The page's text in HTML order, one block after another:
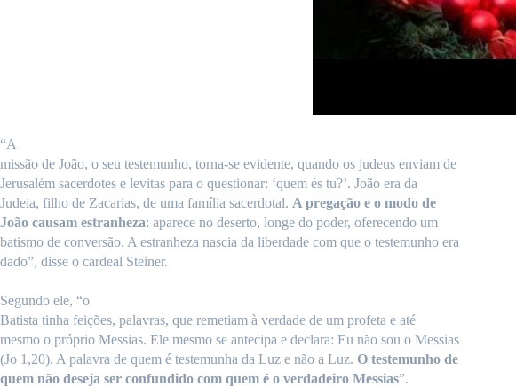
“A
missão de João, o seu testemunho, torna-se evidente, quando os judeus enviam de
Jerusalém sacerdotes e levitas para o questionar: ‘quem és tu?’. João era da
Judeia, filho de Zacarias, de uma família sacerdotal. A pregação e o modo de
João causam estranheza: aparece no deserto, longe do poder, oferecendo um
batismo de conversão. A estranheza nascia da liberdade com que o testemunho era
dado”, disse o cardeal Steiner.
Segundo ele, “o
Batista tinha feições, palavras, que remetiam à verdade de um profeta e até
mesmo o próprio Messias. Ele mesmo se antecipa e declara: Eu não sou o Messias
(Jo 1,20). A palavra de quem é testemunha da Luz e não a Luz. O testemunho de
quem não deseja ser confundido com quem é o verdadeiro Messias”.